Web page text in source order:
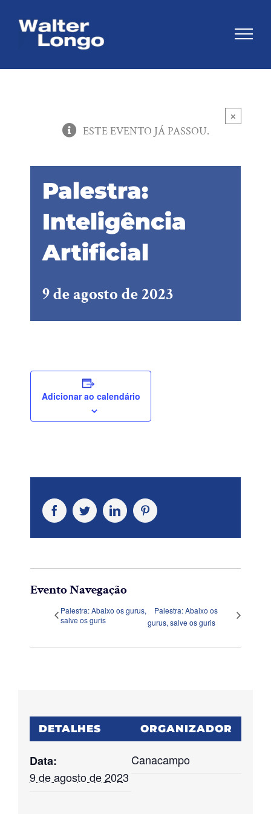
×
ESTE EVENTO JÁ PASSOU.
Palestra:
Inteligência
Artificial
9 de agosto de 2023
Adicionar ao calendário
FacebookTwitterLinkedInPinterest
Evento Navegação
Palestra: Abaixo os gurus,
salve os guris
Palestra: Abaixo os
gurus, salve os guris
DETALHES
Data:
9 de agosto de 2023
ORGANIZADOR
Canacampo